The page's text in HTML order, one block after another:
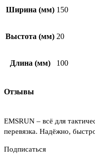
Ширина (мм) 150
Выстота (мм) 20
Длина (мм) 100
Отзывы
EMSRUN – всё для
перевязка. Надёжно,
Подписаться